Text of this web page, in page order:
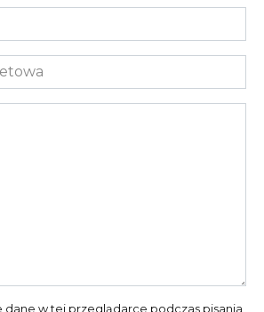
dane w tej przeglądarce podczas pisania